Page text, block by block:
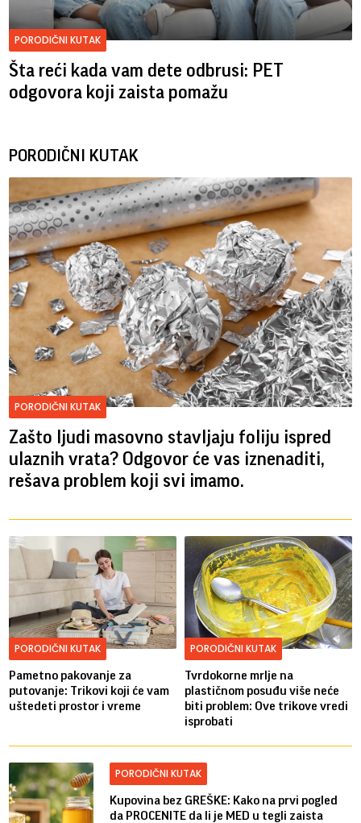
PORODIČNI KUTAK
Šta reći kada vam dete odbrusi: PET
odgovora koji zaista pomažu
PORODIČNI KUTAK
PORODIČNI KUTAK
Zašto ljudi masovno stavljaju foliju ispred
ulaznih vrata? Odgovor će vas iznenaditi,
rešava problem koji svi imamo.
PORODIČNI KUTAK
Pametno pakovanje za
putovanje: Trikovi koji će vam
uštedeti prostor i vreme
PORODIČNI KUTAK
Tvrdokorne mrlje na
plastičnom posuđu više neće
biti problem: Ove trikove vredi
isprobati
PORODIČNI KUTAK
Kupovina bez GREŠKE: Kako na prvi pogled
da PROCENITE da li je MED u tegli zaista